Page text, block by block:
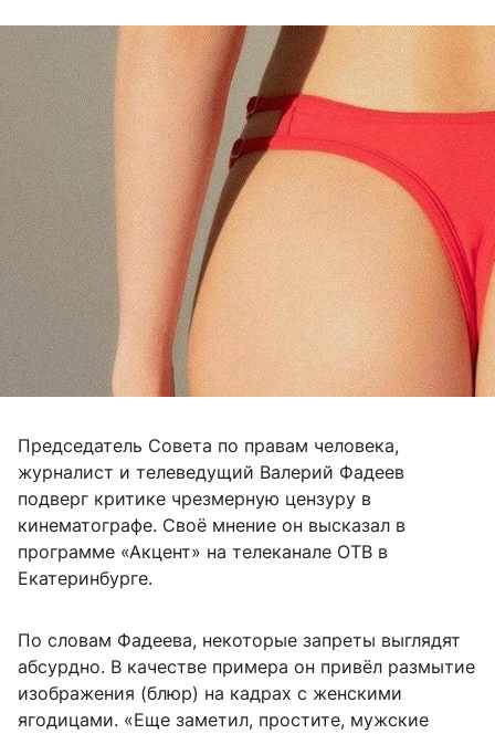
Председатель Совета по правам человека,
журналист и телеведущий Валерий Фадеев
подверг критике чрезмерную цензуру в
кинематографе. Своё мнение он высказал в
программе «Акцент» на телеканале ОТВ в
Екатеринбурге.
По словам Фадеева, некоторые запреты выглядят
абсурдно. В качестве примера он привёл размытие
изображения (блюр) на кадрах с женскими
ягодицами. «Еще заметил, простите, мужские